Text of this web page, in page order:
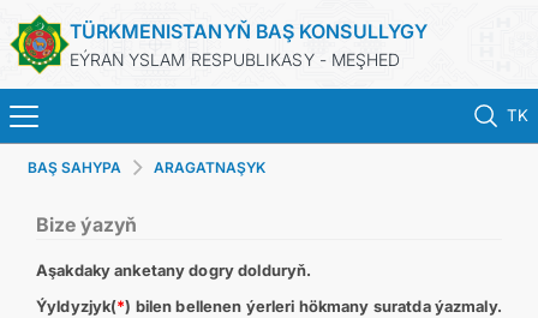
TÜRKMENISTANYŇ BAŞ KONSULLYGY
EÝRAN YSLAM RESPUBLIKASY - MEŞHED
TK
BAŞ SAHYPA
TÜRKMENISTAN
BAŞ SAHYPA ARAGATNAŞYK
Bize ýazyň
Aşakdaky anketany dogry dolduryň.
Ýyldyzjyk(*) bilen bellenen ýerleri hökmany suratda ýazmaly.